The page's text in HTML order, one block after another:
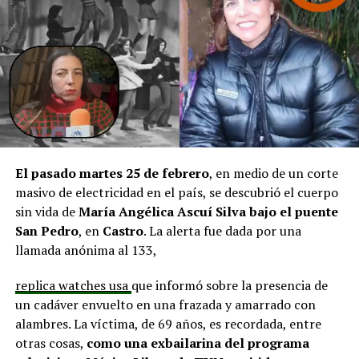
agregando que en su comuna tienen iniciativas
aprobadas que aún esperan financiamiento, como la
infraestructura del Club Deportivo Bernardo O’Higgins
y el cierre perimetral del Club Deportivo Aucar, obras
fundamentales para el desarrollo comunitario.
El alcalde de Quemchi, Javier Ugarte, expresó una
situación similar, señalando que en su comuna tienen
proyectos elegibles tanto en PMU como en PMB, pero
que hasta la fecha no han recibido respuesta clara sobre
si se entregarán los recursos.“Preocupa esta situación,
estos son proyectos que vienen trabajándose desde
hace tiempo y que hoy están en riesgo por la falta de
En la comuna deCuraco de Vélez, la alcaldesa Javiera
Yáñezindicó que históricamente la Subdere ha apoyado
a los municipios en diversos proyectos y que confía en
El pasado martes 25 de febrero, en medio de un corte
masivo de electricidad en el país, se descubrió el cuerpo
sin vida deMaría Angélica Ascuí Silvabajo el puente
San Pedro, en Castro. La alerta fue dada por una
llamada anónima al 133,
replica watches usa que informó sobre la presencia de
un cadáver envuelto en una frazada y amarrado con
alambres. La víctima, de 69 años, es recordada, entre
otras cosas, como una exbailarina del programa